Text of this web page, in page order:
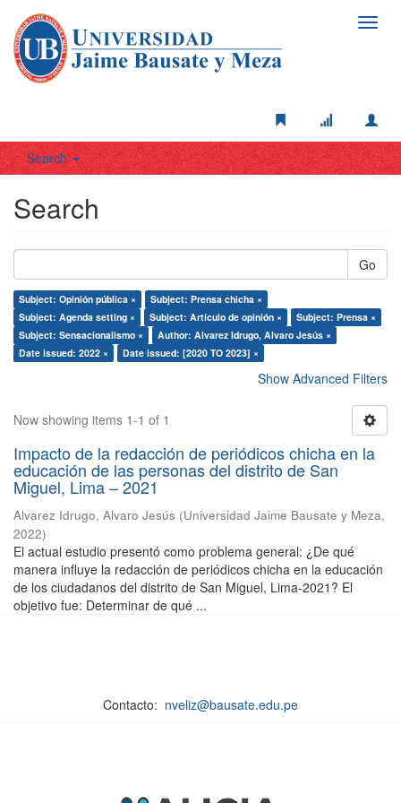
Search
Search
Go
Subject: Opinión pública ×
Subject: Prensa chicha ×
Subject: Agenda setting ×
Subject: Artículo de opinión ×
Subject: Prensa ×
Subject: Sensacionalismo ×
Author: Alvarez Idrugo, Alvaro Jesús ×
Date issued: 2022 ×
Date issued: [2020 TO 2023] ×
Show Advanced Filters
Now showing items 1-1 of 1
Impacto de la redacción de periódicos chicha en la
educación de las personas del distrito de San
Miguel, Lima – 2021
Alvarez Idrugo, Alvaro Jesús (Universidad Jaime Bausate y Meza,
2022)
El actual estudio presentó como problema general: ¿De qué
manera influye la redacción de periódicos chicha en la educación
de los ciudadanos del distrito de San Miguel, Lima-2021? El
objetivo fue: Determinar de qué ...
Contacto: nveliz@bausate.edu.pe